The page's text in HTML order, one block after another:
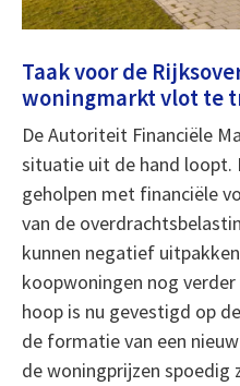
Taak voor de
woningmarkt vlot te
De Autoriteit Financiële
situatie uit de hand
geholpen met financiële
van de
kunnen negatief
koopwoningen nog
hoop is nu gevestigd op
de formatie van een
de woningprijzen